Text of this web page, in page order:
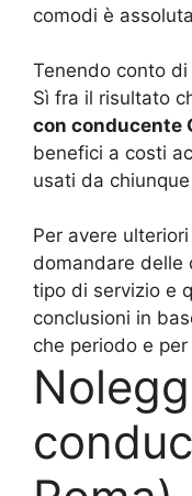
comodi è
Tenendo conto
Sì fra il risultato
con conducente
benefici a costi
usati da
Per avere
domandare delle
tipo di servizio e
conclusioni in
che periodo e